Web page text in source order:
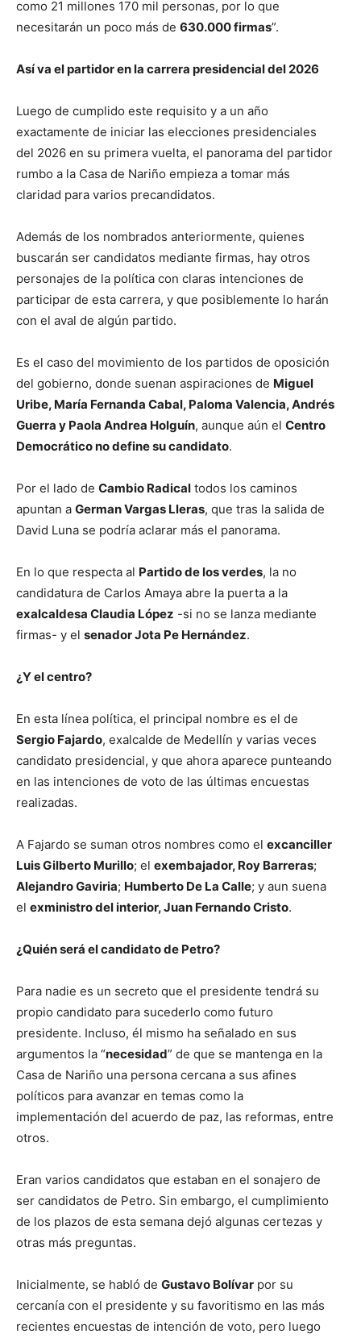
como 21 millones 170 mil personas, por lo que
necesitarán un poco más de 630.000 firmas”.
Así va el partidor en la carrera presidencial del 2026
Luego de cumplido este requisito y a un año
exactamente de iniciar las elecciones presidenciales
del 2026 en su primera vuelta, el panorama del partidor
rumbo a la Casa de Nariño empieza a tomar más
claridad para varios precandidatos.
Además de los nombrados anteriormente, quienes
buscarán ser candidatos mediante firmas, hay otros
personajes de la política con claras intenciones de
participar de esta carrera, y que posiblemente lo harán
con el aval de algún partido.
Es el caso del movimiento de los partidos de oposición
del gobierno, donde suenan aspiraciones de Miguel
Uribe, María Fernanda Cabal, Paloma Valencia, Andrés
Guerra y Paola Andrea Holguín, aunque aún el Centro
Democrático no define su candidato.
Por el lado de Cambio Radical todos los caminos
apuntan a German Vargas Lleras, que tras la salida de
David Luna se podría aclarar más el panorama.
En lo que respecta al Partido de los verdes, la no
candidatura de Carlos Amaya abre la puerta a la
exalcaldesa Claudia López -si no se lanza mediante
firmas- y el senador Jota Pe Hernández.
¿Y el centro?
En esta línea política, el principal nombre es el de
Sergio Fajardo, exalcalde de Medellín y varias veces
candidato presidencial, y que ahora aparece punteando
en las intenciones de voto de las últimas encuestas
realizadas.
A Fajardo se suman otros nombres como el excanciller
Luis Gilberto Murillo; el exembajador, Roy Barreras;
Alejandro Gaviria; Humberto De La Calle; y aun suena
el exministro del interior, Juan Fernando Cristo.
¿Quién será el candidato de Petro?
Para nadie es un secreto que el presidente tendrá su
propio candidato para sucederlo como futuro
presidente. Incluso, él mismo ha señalado en sus
argumentos la “necesidad” de que se mantenga en la
Casa de Nariño una persona cercana a sus afines
políticos para avanzar en temas como la
implementación del acuerdo de paz, las reformas, entre
otros.
Eran varios candidatos que estaban en el sonajero de
ser candidatos de Petro. Sin embargo, el cumplimiento
de los plazos de esta semana dejó algunas certezas y
otras más preguntas.
Inicialmente, se habló de Gustavo Bolívar por su
cercanía con el presidente y su favoritismo en las más
recientes encuestas de intención de voto, pero luego